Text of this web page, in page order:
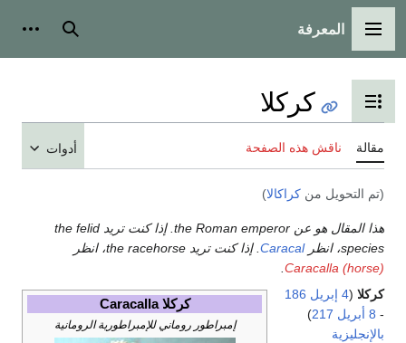
القائمة الرئيسية
المعرفة بحث
تبديل عرض جدول المحتويات
كركلا
مقالة ناقش هذه الصفحة أدوات
(تم التحويل من كراكالا)
هذا المقال هو عن the Roman emperor. إذا كنت تريد the felid
species، انظر
Caracal . إذا كنت تريد the racehorse، انظر
Caracalla (horse)
كركلا Caracalla
إمبراطور روماني للإمبراطورية الرومانية
كركلا (4 إبريل
186
- 8 أبريل 217
)
بالإنجليزية